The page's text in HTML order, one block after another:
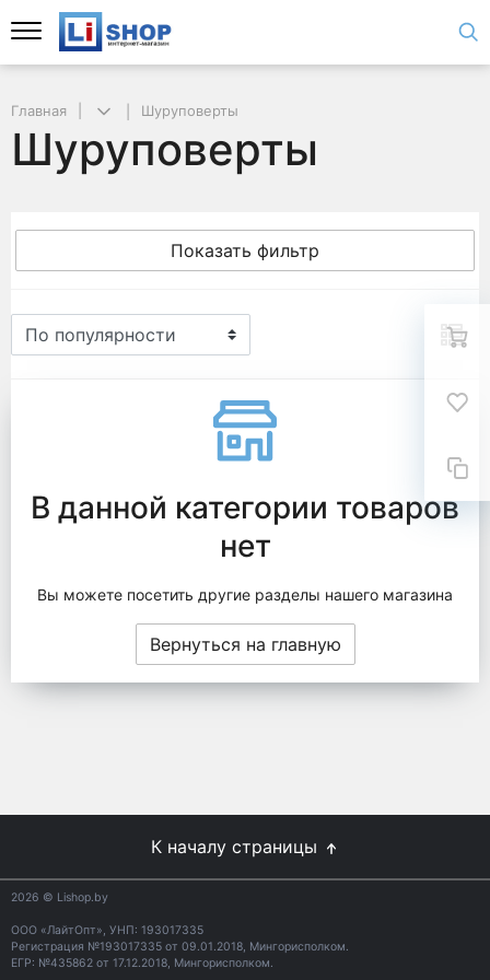
Главная Шуруповерты
Шуруповерты
Показать фильтр
В данной категории товаров
нет
Вы можете посетить другие разделы нашего магазина
Вернуться на главную
К началу страницы
2026 © Lishop.by
ООО «ЛайтОпт», УНП: 193017335
Регистрация №193017335 от 09.01.2018, Мингорисполком.
ЕГР: №435862 от 17.12.2018, Мингорисполком.